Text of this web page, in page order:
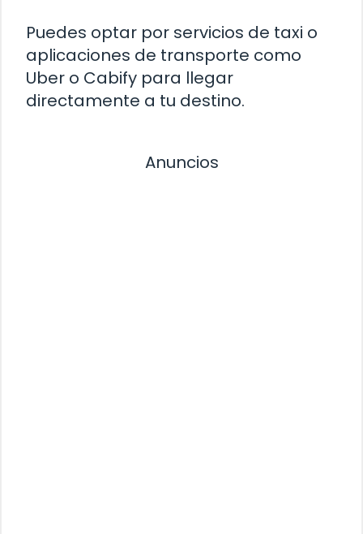
Puedes optar por servicios de taxi o
aplicaciones de transporte como
Uber o Cabify para llegar
directamente a tu destino.
Anuncios